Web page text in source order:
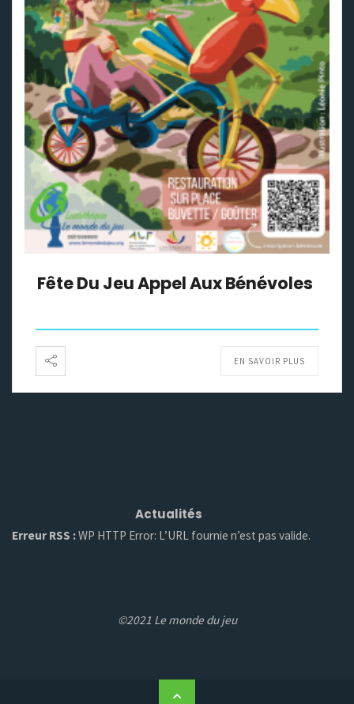
Fête Du Jeu Appel Aux Bénévoles
EN SAVOIR PLUS
Actualités
Erreur RSS :WP HTTP Error: L’URL fournie n’est pas valide.
©2021 Le monde du jeu
Back